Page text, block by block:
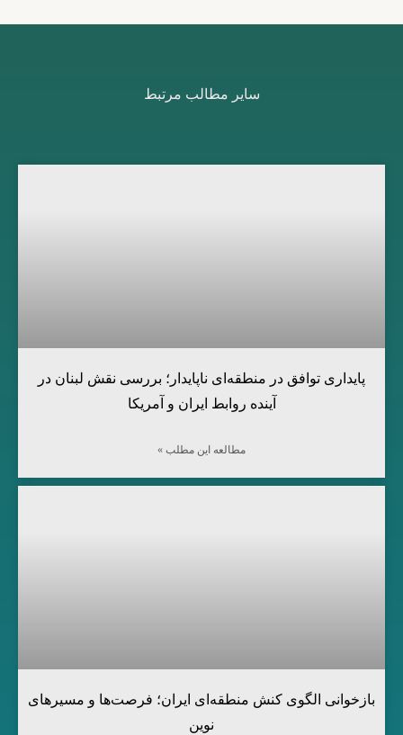
سایر مطالب مرتبط
پایداری توافق در منطقه‌ای ناپایدار؛ بررسی نقش لبنان در
آینده روابط ایران و آمریکا
مطالعه این مطلب »
بازخوانی الگوی کنش منطقه‌ای ایران؛ فرصت‌ها و مسیرهای
نوین